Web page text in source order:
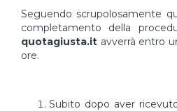
Seguendo scrupolosamente
completamento della
quotagiusta.it avverrà entro
ore.
Subito dopo aver